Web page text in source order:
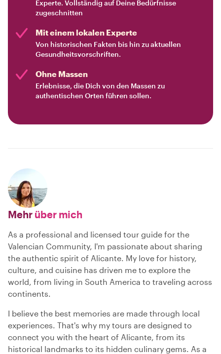
Experte. Vollständig auf Deine Bedürfnisse
zugeschnitten
Mit einem lokalen Experte
Von historischen Fakten bis hin zu aktuellen
Gesundheitsvorschriften.
Ohne Massen
Erlebnisse, die Dich von den Massen zu
authentischen Orten führen sollen.
Mehr über mich
As a professional and licensed tour guide for the
Valencian Community, I'm passionate about sharing
the authentic spirit of Alicante. My love for history,
culture, and cuisine has driven me to explore the
world, from living in South America to traveling across
continents.
I believe the best memories are made through local
experiences. That's why my tours are designed to
connect you with the heart of Alicante, from its
historical landmarks to its hidden culinary gems. As a